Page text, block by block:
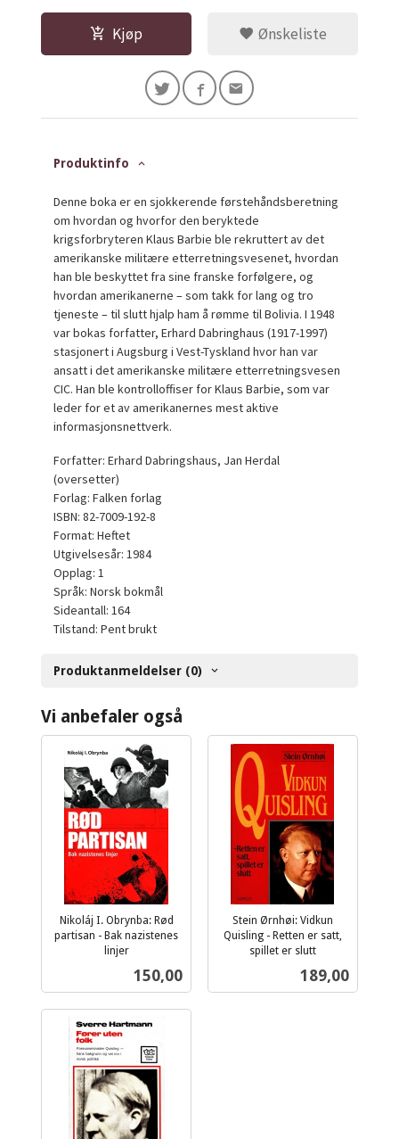
Kjøp Ønskeliste
Produktinfo
Denne boka er en sjokkerende førstehåndsberetning
om hvordan og hvorfor den beryktede
krigsforbryteren Klaus Barbie ble rekruttert av det
amerikanske militære etterretningsvesenet, hvordan
han ble beskyttet fra sine franske forfølgere, og
hvordan amerikanerne – som takk for lang og tro
tjeneste – til slutt hjalp ham å rømme til Bolivia. I 1948
var bokas forfatter, Erhard Dabringhaus (1917-1997)
stasjonert i Augsburg i Vest-Tyskland hvor han var
ansatt i det amerikanske militære etterretningsvesen
CIC. Han ble kontrolloffiser for Klaus Barbie, som var
leder for et av amerikanernes mest aktive
informasjonsnettverk.
Forfatter: Erhard Dabringshaus, Jan Herdal
(oversetter)
Forlag: Falken forlag
ISBN: 82-7009-192-8
Format: Heftet
Utgivelsesår: 1984
Opplag: 1
Språk: Norsk bokmål
Sideantall: 164
Tilstand: Pent brukt
Produktanmeldelser (0)
Vi anbefaler også
Nikoláj I. Obrynba: Rød
partisan - Bak nazistenes
linjer
Pris
150,00
Stein Ørnhøi: Vidkun
Quisling - Retten er satt,
spillet er slutt
Pris
189,00